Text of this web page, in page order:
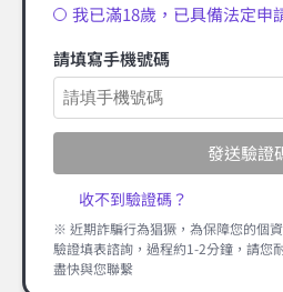
我已滿18歲，已具備法定申
請填寫手機號碼
發送驗證
收不到驗證碼？
※ 近期詐騙行為猖獗，為保障您的個
驗證填表諮詢，過程約1-2分鐘，請您
盡快與您聯繫